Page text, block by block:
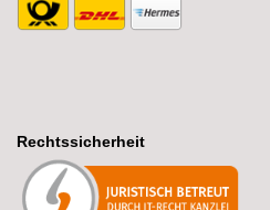
Rechtssicherheit